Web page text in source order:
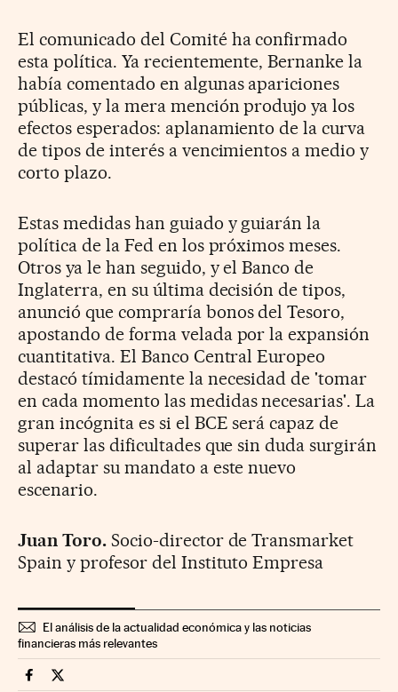
El comunicado del Comité ha confirmado
esta política. Ya recientemente, Bernanke la
había comentado en algunas apariciones
públicas, y la mera mención produjo ya los
efectos esperados: aplanamiento de la curva
de tipos de interés a vencimientos a medio y
corto plazo.
Estas medidas han guiado y guiarán la
política de la Fed en los próximos meses.
Otros ya le han seguido, y el Banco de
Inglaterra, en su última decisión de tipos,
anunció que compraría bonos del Tesoro,
apostando de forma velada por la expansión
cuantitativa. El Banco Central Europeo
destacó tímidamente la necesidad de 'tomar
en cada momento las medidas necesarias'. La
gran incógnita es si el BCE será capaz de
superar las dificultades que sin duda surgirán
al adaptar su mandato a este nuevo
escenario.
Juan Toro.Socio-director de Transmarket
Spain y profesor del Instituto Empresa
El análisis de la actualidad económica y las noticias
financieras más relevantes
Economia Cinco Días en Facebook
Economia Cinco Días en Twitter